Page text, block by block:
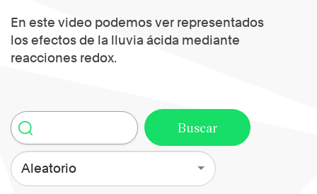
En este video podemos ver representados
los efectos de la lluvia ácida mediante
reacciones redox.
Aleatorio